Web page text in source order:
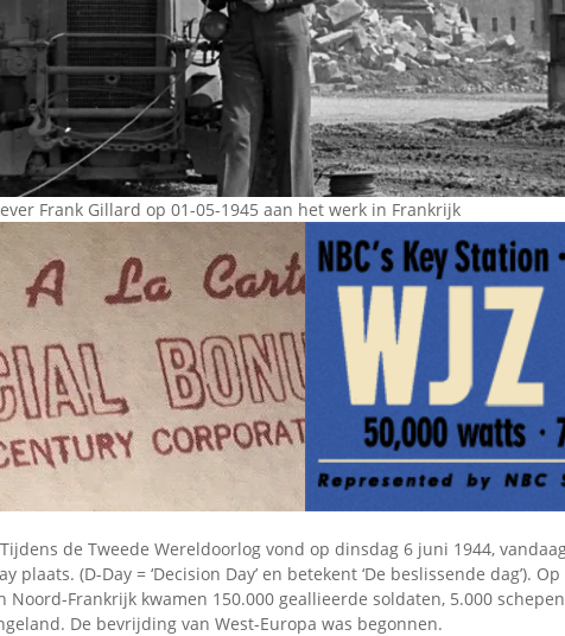
Omroepbanden
Stoomfluit Klaas
Vaak
Uitvinding
jinglecassette
Frank Gillard op 01-05-1945 aan het werk in Frankrijk
de Tweede Wereldoorlog vond op dinsdag 6 juni 1944,
plaats. (D-Day = ‘Decision Day’ en betekent ‘De beslissende dag’).
Noord-Frankrijk kwamen 150.000 geallieerde soldaten, 5.000
De bevrijding van West-Europa was begonnen.